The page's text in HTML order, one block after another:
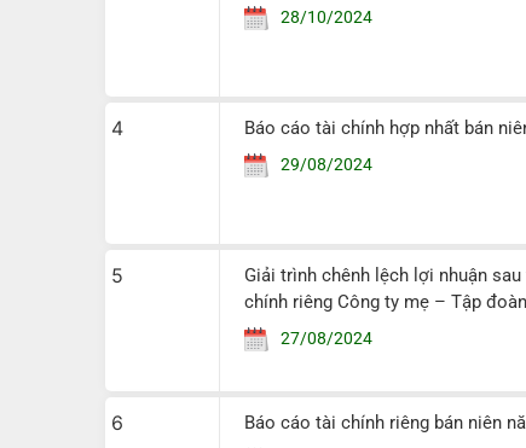
28/10/2024
4 Báo cáo tài chính hợp nhất bán
29/08/2024
5
Giải trình chênh lệch lợi nhuận
chính riêng Công ty mẹ – Tập đoàn
27/08/2024
6 Báo cáo tài chính riêng bán niên